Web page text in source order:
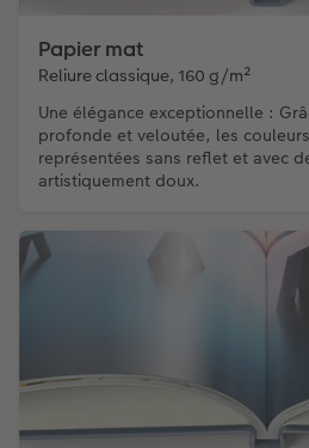
Papier mat
Reliure classique, 160 g/m²
Une élégance exceptionnelle :
profonde et veloutée, les
représentées sans reflet et avec
artistiquement doux.